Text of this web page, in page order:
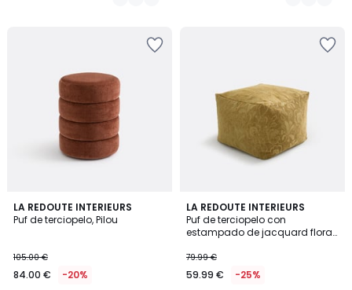
LA REDOUTE INTERIEURS
Puf de terciopelo, Pilou
105.00 €
84.00 € -20%
5
/
LA REDOUTE INTERIEURS
Puf de terciopelo con
estampado de jacquard floral,
79.99 €
59.99 € -25%
2,7
/ 5